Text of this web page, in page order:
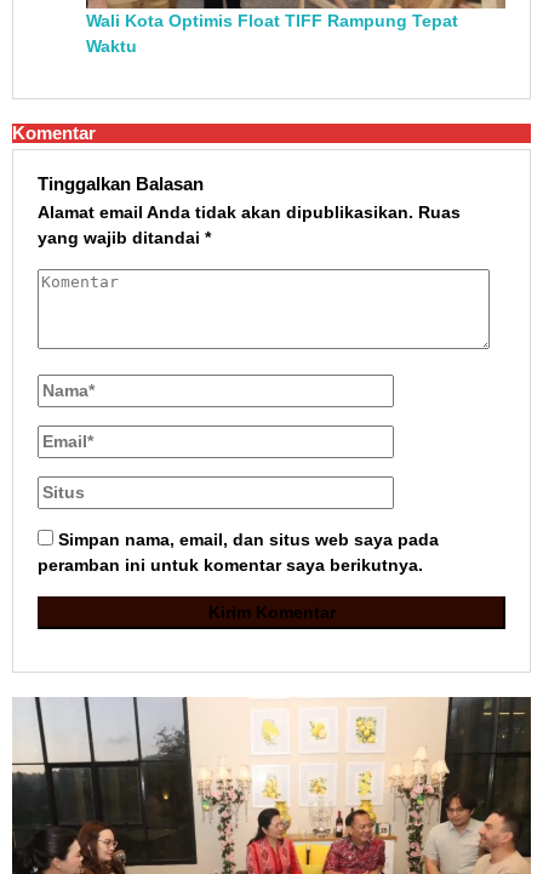
Wali Kota Optimis Float TIFF Rampung Tepat
Waktu
Komentar
Tinggalkan Balasan
Alamat email Anda tidak akan dipublikasikan. Ruas
yang wajib ditandai *
Simpan nama, email, dan situs web saya pada
peramban ini untuk komentar saya berikutnya.